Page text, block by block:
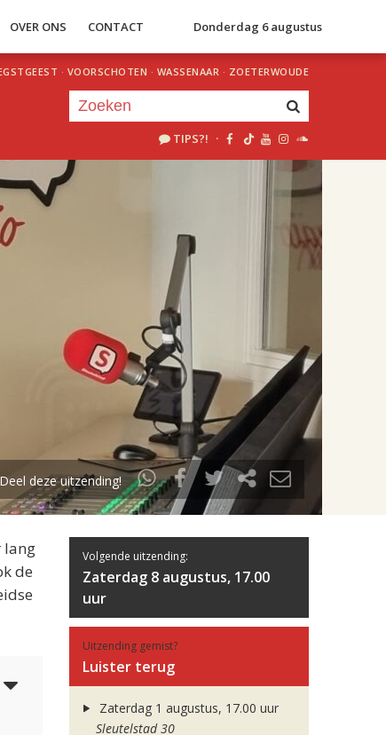
OVER ONS CONTACT Donderdag 6 augustus
· VOORSCHOTEN · WASSENAAR · ZOETERWOUDE
TIPS?! ·
uur 1 van 2
Volgend uur
Deel deze uitzending!
lang
de
Volgende uitzending:
Zaterdag 8 augustus, 17.00
uur
Uitzending gemist?
Luister terug
Zaterdag 1 augustus, 17.00 uur
Sleutelstad 30